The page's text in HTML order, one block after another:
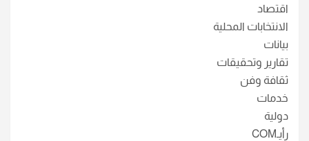
اقتصاد
الانتخابات المحلية
بيانات
تقارير وتحقيقات
ثقافة وفن
خدمات
دولية
رأيـCOM